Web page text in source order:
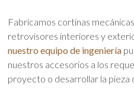
Fabricamos cortinas
retrovisores interiores y
nuestro equipo de ingeniería
nuestros accesorios a los
proyecto o desarrollar la pieza